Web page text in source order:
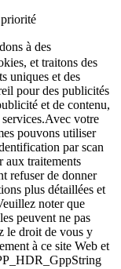
à des
et traitons des
uniques et des
pour des publicités
et de contenu,
votre
pouvons utiliser
par scan
aux traitements
refuser de donner
plus détaillées et
noter que
peuvent ne pas
le droit de vous y
à ce site Web et